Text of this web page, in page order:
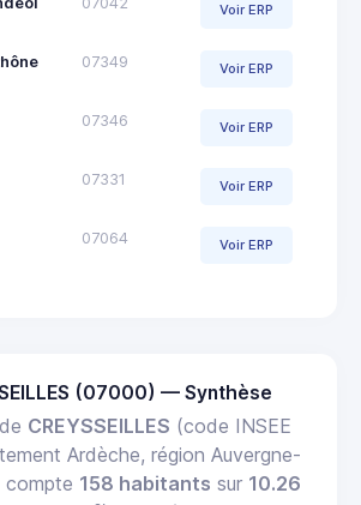
Voir ERP
07349 Voir ERP
07346 Voir ERP
07331 Voir ERP
07064 Voir ERP
(07000) — Synthèse
CREYSSEILLES (code INSEE
Ardèche, région Auvergne-
compte 158 habitants sur 10.26